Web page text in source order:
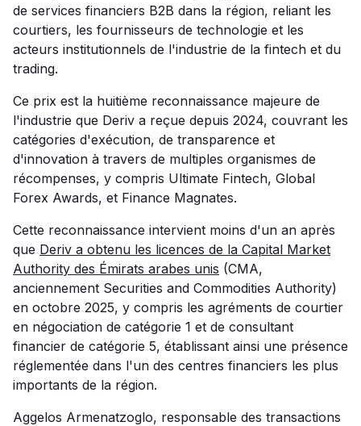
de services financiers B2B dans la région, reliant les
courtiers, les fournisseurs de technologie et les
acteurs institutionnels de l'industrie de la fintech et du
trading.
Ce prix est la huitième reconnaissance majeure de
l'industrie que Deriv a reçue depuis 2024, couvrant les
catégories d'exécution, de transparence et
d'innovation à travers de multiples organismes de
récompenses, y compris Ultimate Fintech, Global
Forex Awards, et Finance Magnates.
Cette reconnaissance intervient moins d'un an après
que Deriv a obtenu les licences de la Capital Market
Authority des Émirats arabes unis (CMA,
anciennement Securities and Commodities Authority)
en octobre 2025, y compris les agréments de courtier
en négociation de catégorie 1 et de consultant
financier de catégorie 5, établissant ainsi une présence
réglementée dans l'un des centres financiers les plus
importants de la région.
Aggelos Armenatzoglo, responsable des transactions